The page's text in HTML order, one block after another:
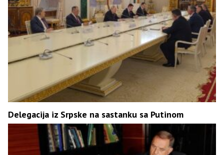
Delegacija iz Srpske na sastanku sa Putinom